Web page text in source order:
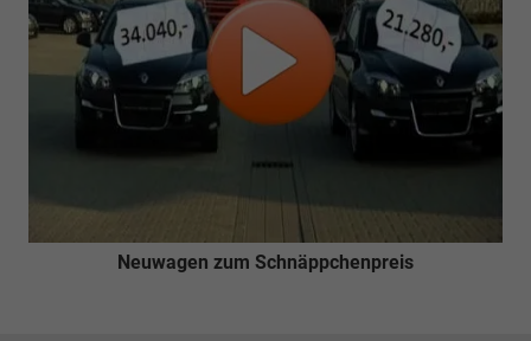
Neuwagen zum Schnäppchenpreis